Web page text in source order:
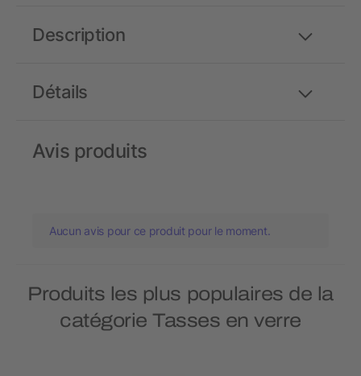
Détails
Description
Avis produits
Aucun avis pour ce produit pour le moment.
Produits les plus populaires de la
catégorie Tasses en verre